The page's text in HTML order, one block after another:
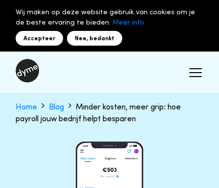
Wij maken op deze website gebruik van cookies om je
de beste ervaring te bieden. Meer info.
Accepteer Nee, bedankt
Home Blog
Minder kosten, meer grip: hoe
payroll jouw bedrijf helpt besparen